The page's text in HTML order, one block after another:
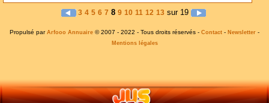
3 4 5 6 7 8 9 10 11 12 13 sur 19
Propulsé par Arfooo Annuaire © 2007 - 2022 - Tous droits réservés - Contact - Newsletter -
Mentions légales